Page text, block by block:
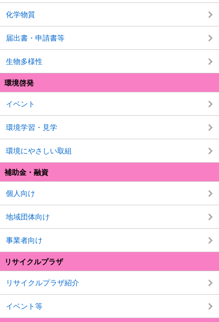
化学物質
届出書・申請書等
生物多様性
環境啓発
イベント
環境学習・見学
環境にやさしい取組
補助金・融資
個人向け
地域団体向け
事業者向け
リサイクルプラザ
リサイクルプラザ紹介
イベント等